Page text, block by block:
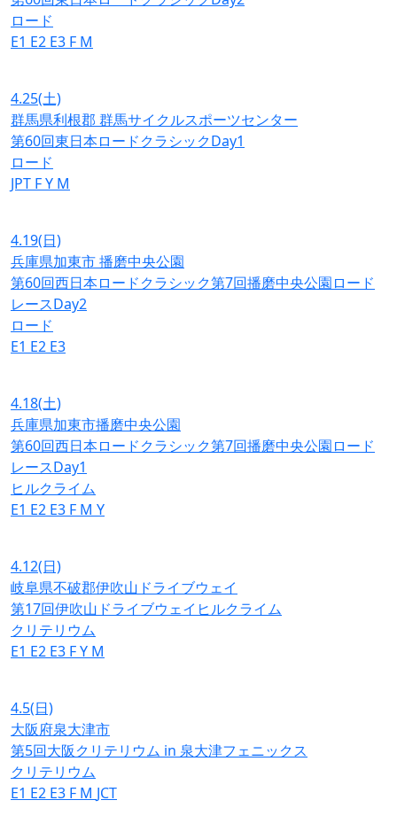
ロード
E1 E2 E3 F M
4.25(土)
群馬県利根郡 群馬サイクルスポーツセンター
第60回東日本ロードクラシックDay1
ロード
JPT FY M
4.19(日)
兵庫県加東市 播磨中央公園
第60回西日本ロードクラシック第7回播磨中央公園ロード
レースDay2
ロード
E1 E2 E3
4.18(土)
兵庫県加東市播磨中央公園
第60回西日本ロードクラシック第7回播磨中央公園ロード
レースDay1
ヒルクライム
E1 E2 E3 F M Y
4.12(日)
岐阜県不破郡伊吹山ドライブウェイ
第17回伊吹山ドライブウェイヒルクライム
クリテリウム
E1 E2 E3 FY M
4.5(日)
大阪府泉大津市
第5回大阪クリテリウム in 泉大津フェニックス
クリテリウム
E1 E2 E3 F M JCT